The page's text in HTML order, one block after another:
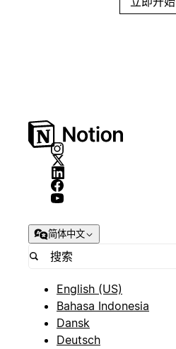
简体中文
English (US)
Bahasa Indonesia
Dansk
Deutsch